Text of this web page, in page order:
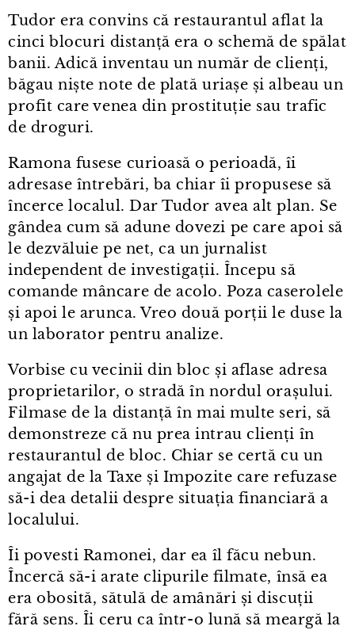
Tudor era convins că restaurantul aflat la
cinci blocuri distanță era o schemă de spălat
banii. Adică inventau un număr de clienți,
băgau niște note de plată uriașe și albeau un
profit care venea din prostituție sau trafic
de droguri.
Ramona fusese curioasă o perioadă, îi
adresase întrebări, ba chiar îi propusese să
încerce localul. Dar Tudor avea alt plan. Se
gândea cum să adune dovezi pe care apoi să
le dezvăluie pe net, ca un jurnalist
independent de investigații. Începu să
comande mâncare de acolo. Poza caserolele
și apoi le arunca. Vreo două porții le duse la
un laborator pentru analize.
Vorbise cu vecinii din bloc și aflase adresa
proprietarilor, o stradă în nordul orașului.
Filmase de la distanță în mai multe seri, să
demonstreze că nu prea intrau clienți în
restaurantul de bloc. Chiar se certă cu un
angajat de la Taxe și Impozite care refuzase
să-i dea detalii despre situația financiară a
localului.
Îi povesti Ramonei, dar ea îl făcu nebun.
Încercă să-i arate clipurile filmate, însă ea
era obosită, sătulă de amânări și discuții
fără sens. Îi ceru ca într⁠-⁠o lună să meargă la